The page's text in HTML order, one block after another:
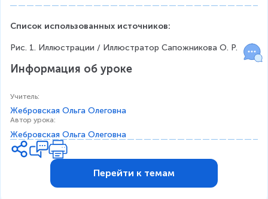
Список использованных источников:
Рис. 1. Иллюстрации / Иллюстратор Сапожникова О. Р.
Информация об уроке
Учитель:
Жебровская Ольга Олеговна
Автор урока:
Жебровская Ольга Олеговна
Перейти к темам